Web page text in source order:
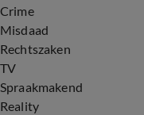
Crime
Misdaad
Rechtszaken
TV
Spraakmakend
Reality